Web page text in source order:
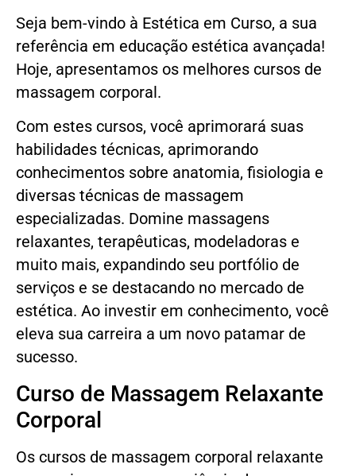
Seja bem-vindo à Estética em Curso, a sua
referência em educação estética avançada!
Hoje, apresentamos os melhores cursos de
massagem corporal.
Com estes cursos, você aprimorará suas
habilidades técnicas, aprimorando
conhecimentos sobre anatomia, fisiologia e
diversas técnicas de massagem
especializadas. Domine massagens
relaxantes, terapêuticas, modeladoras e
muito mais, expandindo seu portfólio de
serviços e se destacando no mercado de
estética. Ao investir em conhecimento, você
eleva sua carreira a um novo patamar de
sucesso.
Curso de Massagem Relaxante
Corporal
Os cursos de massagem corporal relaxante